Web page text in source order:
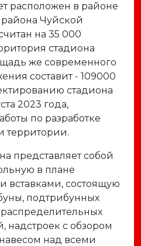
расположен в районе
Чуйской
на 35 000
стадиона
же современного
составит - 109000
стадиона
2023 года,
по разработке
территории.
представляет собой
в плане
вставками, состоящую
подтрибунных
надстроек с обзором
над всеми